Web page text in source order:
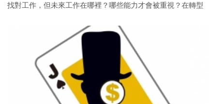
找對工作，但未來工作在哪裡？哪些能力才會被重視？在轉型